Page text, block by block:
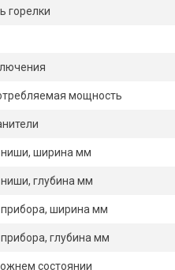
горелки
мощность
ширина мм
глубина мм
ширина мм
глубина мм
состоянии